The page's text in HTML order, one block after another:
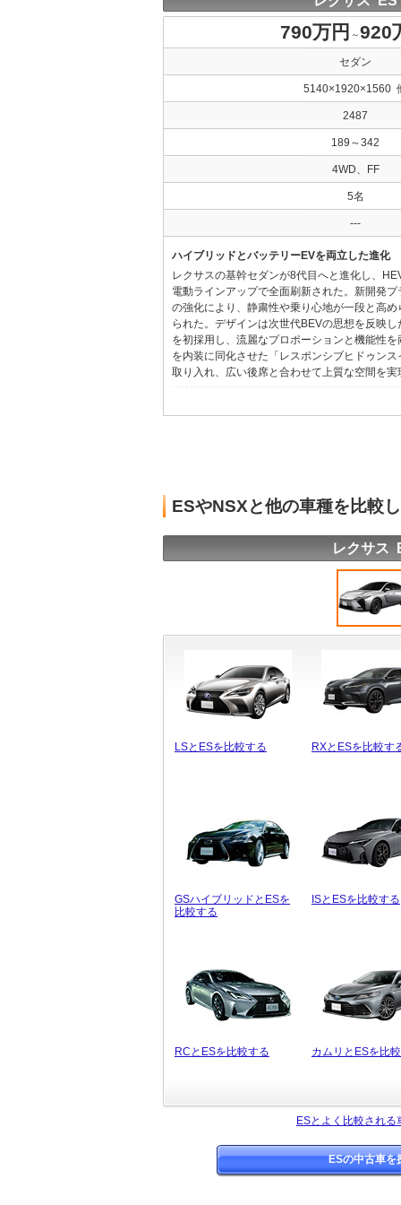
790万円 ～920
セダン
5140×1920×1560
2487
189～342
4WD、FF
5名
---
ハイブリッドとバッテリーEVを両立した進化
レクサスの基幹セダンが8代目へと進化し、
電動ラインアップで全面刷新された。新開発
の強化により、静粛性や乗り心地が一段と高
られた。デザインは次世代BEVの思想を反映
を初採用し、流麗なプロポーションと機能性
を内装に同化させた「レスポンシブヒドゥン
取り入れ、広い後席と合わせて上質な空間を
ESやNSXと他の車種を比較
レクサス
LSとESを比較する RXとESを比較す
GSハイブリッドとESを
比較する
ISとESを比較する
RCとESを比較する カムリとESを比
ESとよく比較される
ESの中古車を